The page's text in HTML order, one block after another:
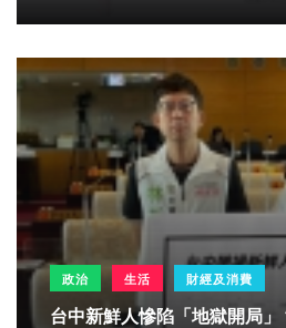
政治 生活 財經及消費
台中新鮮人慘陷「地獄開局